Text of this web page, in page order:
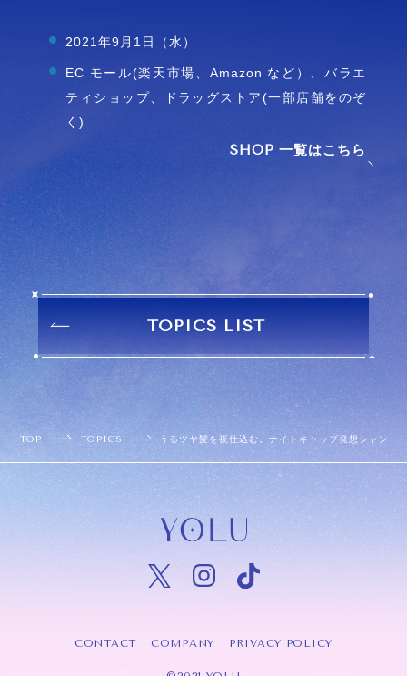
2021年9月1日（水）
EC モール(楽天市場、Amazon など）、バラエ
ティショップ、ドラッグストア(一部店舗をのぞ
く)
SHOP 一覧はこちら
TOPICS LIST
TOP TOPICS うるツヤ髪を夜仕込む。ナイトキャップ発想シャンプ
CONTACT COMPANY PRIVACY POLICY